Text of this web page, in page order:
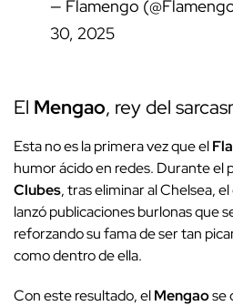
— Flamengo
30, 2025
El Mengao, rey del
Esta no es la primera vez que el
humor ácido en redes. Durante el
Clubes, tras eliminar al Chelsea,
lanzó publicaciones burlonas que
reforzando su fama de ser tan
como dentro de ella.
Con este resultado, elMengaose